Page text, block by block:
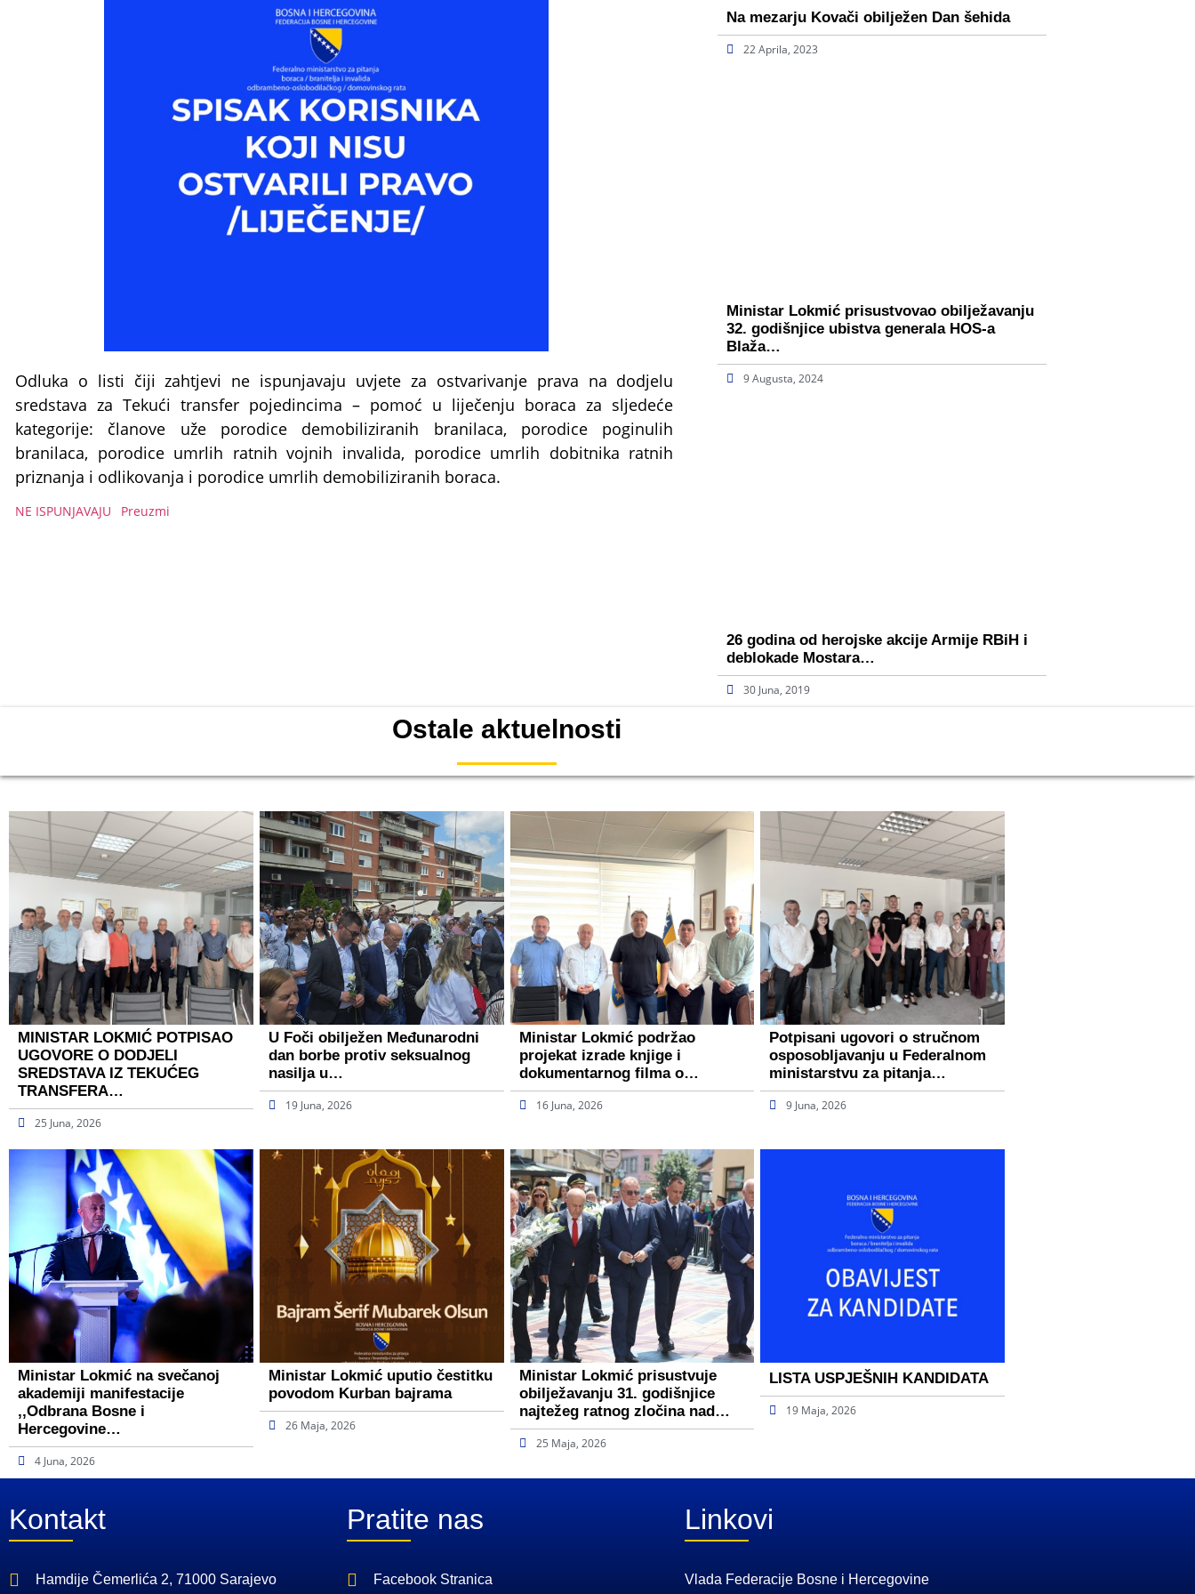
Odluka o listi čiji zahtjevi ne ispunjavaju uvjete za ostvarivanje prava na dodjelu
sredstava za Tekući transfer pojedincima – pomoć u liječenju boraca za sljedeće
kategorije: članove uže porodice demobiliziranih branilaca, porodice poginulih
branilaca, porodice umrlih ratnih vojnih invalida, porodice umrlih dobitnika ratnih
priznanja i odlikovanja i porodice umrlih demobiliziranih boraca.
NE ISPUNJAVAJU Preuzmi
Na mezarju Kovači obilježen Dan šehida
22 Aprila, 2023
Ministar Lokmić prisustvovao obilježavanju
32. godišnjice ubistva generala HOS-a
Blaža…
9 Augusta, 2024
26 godina od herojske akcije Armije RBiH i
deblokade Mostara…
30 Juna, 2019
Ostale aktuelnosti
MINISTAR LOKMIĆ POTPISAO
UGOVORE O DODJELI
SREDSTAVA IZ TEKUĆEG
TRANSFERA…
25 Juna, 2026
U Foči obilježen Međunarodni
dan borbe protiv seksualnog
nasilja u…
19 Juna, 2026
Ministar Lokmić podržao
projekat izrade knjige i
dokumentarnog filma o…
16 Juna, 2026
Potpisani ugovori o stručnom
osposobljavanju u Federalnom
ministarstvu za pitanja…
9 Juna, 2026
Ministar Lokmić na svečanoj
akademiji manifestacije
,,Odbrana Bosne i
Hercegovine…
4 Juna, 2026
Ministar Lokmić uputio čestitku
povodom Kurban bajrama
26 Maja, 2026
Ministar Lokmić prisustvuje
obilježavanju 31. godišnjice
najtežeg ratnog zločina nad…
25 Maja, 2026
LISTA USPJEŠNIH KANDIDATA
19 Maja, 2026
Kontakt
Hamdije Čemerlića 2, 71000 Sarajevo
Pratite nas
Facebook Stranica
Linkovi
Vlada Federacije Bosne i Hercegovine